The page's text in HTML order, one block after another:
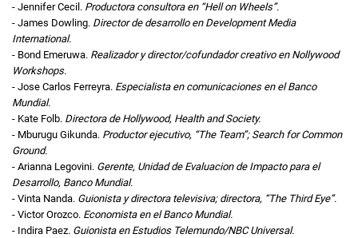
- Jennifer Cecil. Productora consultora en “Hell on Wheels”.
- James Dowling. Director de desarrollo en Development Media
International.
- Bond Emeruwa. Realizador y director/cofundador creativo en Nollywood
Workshops.
- Jose Carlos Ferreyra. Especialista en comunicaciones en el Banco
Mundial.
- Kate Folb. Directora de Hollywood, Health and Society.
- Mburugu Gikunda. Productor ejecutivo, “The Team”; Search for Common
Ground.
- Arianna Legovini. Gerente, Unidad de Evaluacion de Impacto para el
Desarrollo, Banco Mundial.
- Vinta Nanda. Guionista y directora televisiva; directora, “The Third Eye”.
- Victor Orozco. Economista en el Banco Mundial.
- Indira Paez. Guionista en Estudios Telemundo/NBC Universal.